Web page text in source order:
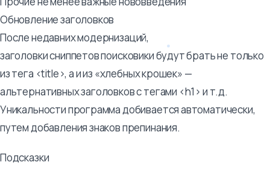
Обновление заголовков
После недавних модернизаций,
заголовки сниппетов поисковики будут брать не только
из тега <title>, а и из «хлебных крошек» —
альтернативных заголовков с тегами <h1> и т.д.
Уникальности программа добивается автоматически,
путем добавления знаков препинания.
Подсказки